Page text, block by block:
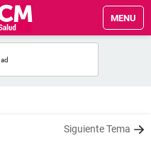
MENU
Siguiente Tema